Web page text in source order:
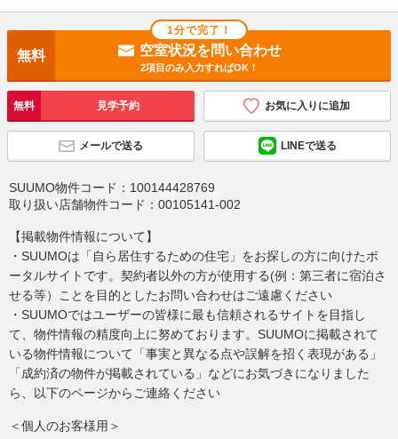
1分で完了！
無料 空室状況を問い合わせ
2項目のみ入力すればOK！
無料 見学予約 お気に入りに追加
メールで送る LINEで送る
SUUMO物件コード： 100144428769
取り扱い店舗物件コード： 00105141-002
【掲載物件情報について】
・SUUMOは「自ら居住するための住宅」をお探しの方に向けたポ
ータルサイトです。契約者以外の方が使用する(例：第三者に宿泊さ
せる等）ことを目的としたお問い合わせはご遠慮ください
・SUUMOではユーザーの皆様に最も信頼されるサイトを目指し
て、物件情報の精度向上に努めております。SUUMOに掲載されて
いる物件情報について「事実と異なる点や誤解を招く表現がある」
「成約済の物件が掲載されている」などにお気づきになりました
ら、以下のページからご連絡ください
＜個人のお客様用＞